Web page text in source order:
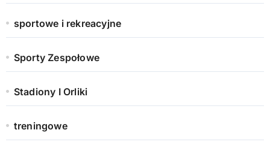
sportowe i rekreacyjne
Sporty Zespołowe
Stadiony I Orliki
treningowe